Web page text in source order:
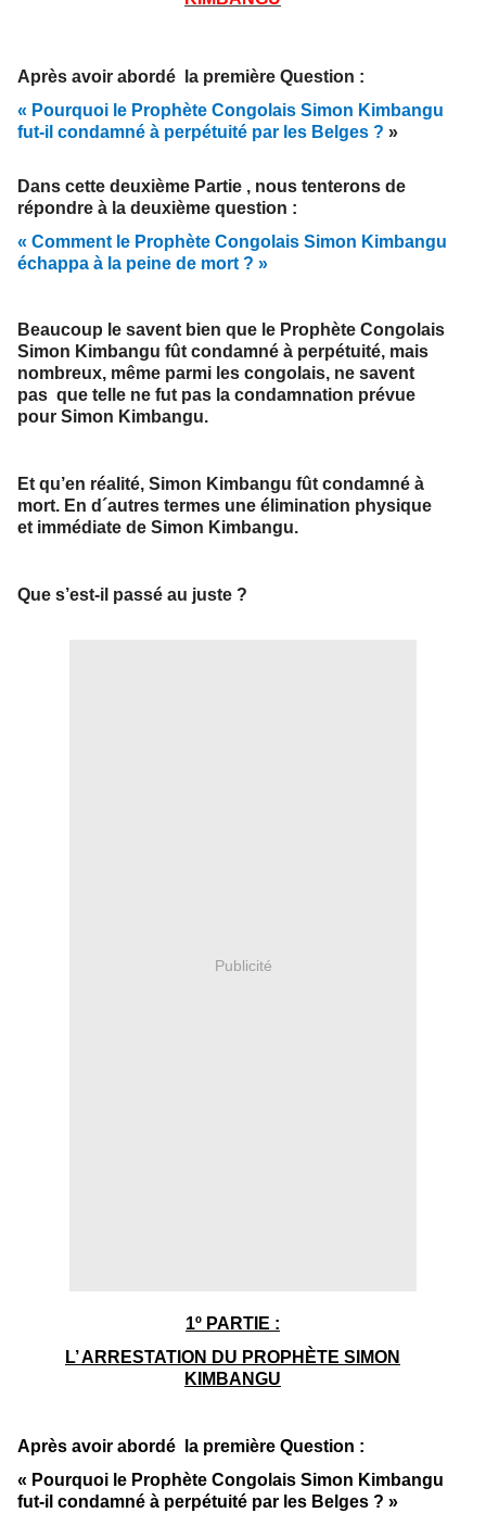
Après avoir abordé la première Question :
« Pourquoi le Prophète Congolais Simon Kimbangu
fut-il condamné à perpétuité par les Belges ? »
Dans cette deuxième Partie , nous tenterons de
répondre à la deuxième question :
« Comment le Prophète Congolais Simon Kimbangu
échappa à la peine de mort ? »
Beaucoup le savent bien que le Prophète Congolais
Simon Kimbangu fût condamné à perpétuité, mais
nombreux, même parmi les congolais, ne savent
pas que telle ne fut pas la condamnation prévue
pour Simon Kimbangu.
Et qu’en réalité, Simon Kimbangu fût condamné à
mort. En d´autres termes une élimination physique
et immédiate de Simon Kimbangu.
Que s’est-il passé au juste ?
Publicité
1º PARTIE :
L’ ARRESTATION DU PROPHÈTE SIMON
KIMBANGU
Après avoir abordé la première Question :
« Pourquoi le Prophète Congolais Simon Kimbangu
fut-il condamné à perpétuité par les Belges ? »